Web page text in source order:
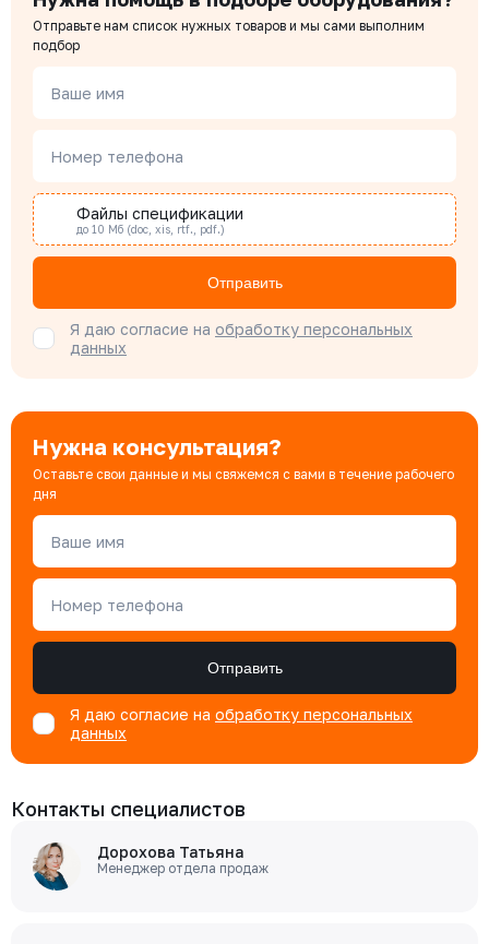
Чердаков Александр
Специалист отдела снабжения
Бондарюк Евгения
Специалист отдела продаж
Отправьте нам список нужных товаров и мы сами выполним
подбор
Ваше имя
Номер телефона
Файлы спецификации
до 10 Мб (doc, xis, rtf., pdf.)
Отправить
Я даю согласие на обработку персональных
данных
Нужна консультация?
Оставьте свои данные и мы свяжемся с вами в течение рабочего
дня
Ваше имя
Номер телефона
Отправить
Я даю согласие на обработку персональных
данных
Контакты специалистов
Дорохова Татьяна
Менеджер отдела продаж